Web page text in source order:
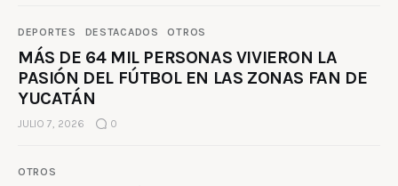
DEPORTES DESTACADOS OTROS
MÁS DE 64 MIL PERSONAS VIVIERON LA
PASIÓN DEL FÚTBOL EN LAS ZONAS FAN DE
YUCATÁN
JULIO 7, 2026 0
OTROS